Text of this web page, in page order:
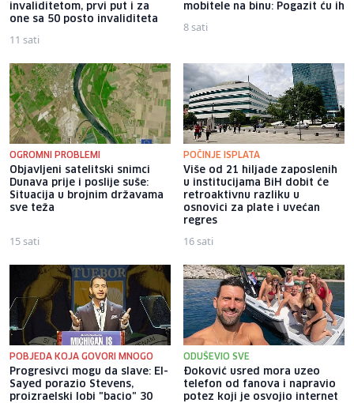
invaliditetom, prvi put i za
one sa 50 posto invaliditeta
11 sati
mobitele na binu: Pogazit ću ih
8 sati
OGROMNI PROBLEMI
Objavljeni satelitski snimci
Dunava prije i poslije suše:
Situacija u brojnim državama
sve teža
15 sati
POČINJE ISPLATA
Više od 21 hiljade zaposlenih
u institucijama BiH dobit će
retroaktivnu razliku u
osnovici za plate i uvećan
regres
16 sati
POBJEDA KOJA GOVORI MNOGO
Progresivci mogu da slave: El-
Sayed porazio Stevens,
proizraelski lobi "bacio" 30
ODUŠEVIO SVE
Đoković usred mora uzeo
telefon od fanova i napravio
potez koji je osvojio internet